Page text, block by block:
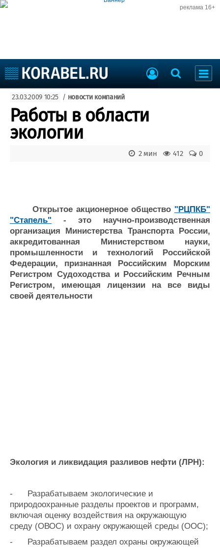
реклама 16+
Судоходство
Судоремонт
События
Порты
Пульс
Новости
Компании
Репутация
Работа
Крюинг
Журнал
Реклама
Доска объявлений
Продажа флота
Оборудование
Изделия
Материалы
Услуги
23.03.2009 10:25 / новости компаний
Работы в области
экологии
0
412
2 мин
Открытое акционерное общество "РЦПКБ"
"Стапель" - это научно-производственная
организация Министерства Транспорта России,
аккредитованная Министерством науки,
промышленности и технологий Российской
Федерации, признанная Российским Морским
Регистром Судоходства и Российским Речным
Регистром, имеющая лицензии на все виды
своей деятельности
Экология и ликвидация разливов нефти (ЛРН):
-
Разрабатываем экологические и
природоохранные разделы проектов и программ,
включая оценку воздействия на окружающую
среду (ОВОС) и охрану окружающей среды (ООС);
-
Разрабатываем раздел охраны окружающей